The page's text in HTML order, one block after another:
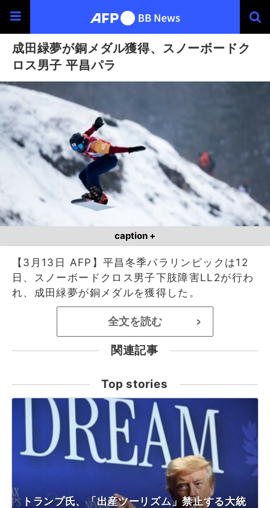
成田緑夢が銅メダル獲得、スノーボードク
ロス男子 平昌パラ
caption +
【3月13日 AFP】平昌冬季パラリンピックは12
日、スノーボードクロス男子下肢障害LL2が行わ
れ、成田緑夢が銅メダルを獲得した。
全文を読む >
関連記事
Top stories
トランプ氏、「出産ツーリズム」禁止する大統